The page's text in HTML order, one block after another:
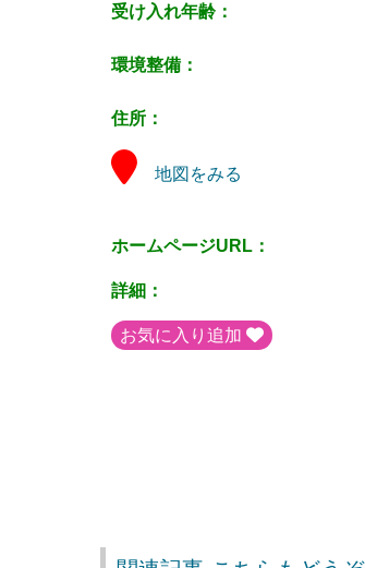
受け入れ年齢：
環境整備：
住所：
地図をみる
ホームページURL：
詳細：
お気に入り追加